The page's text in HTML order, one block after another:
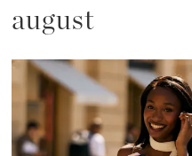
august